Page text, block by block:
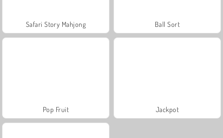
Safari Story Mahjong Ball Sort
Pop Fruit Jackpot